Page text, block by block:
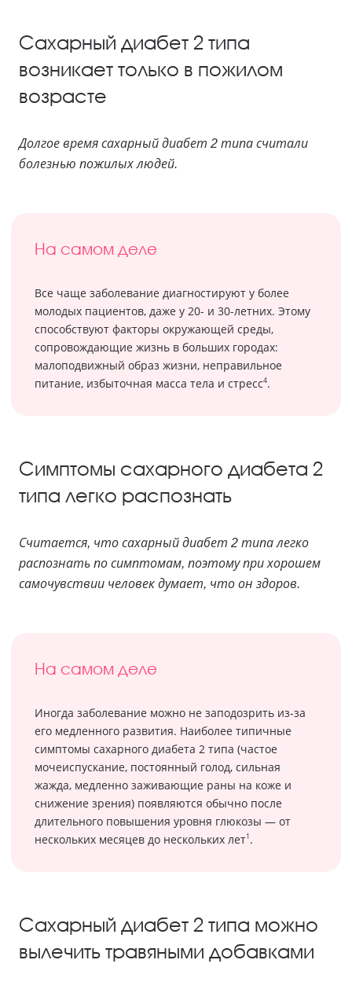
Сахарный диабет 2 типа
возникает только в пожилом
возрасте
Долгое время сахарный диабет 2 типа считали
болезнью пожилых людей.
На самом деле
Все чаще заболевание диагностируют у более
молодых пациентов, даже у 20- и 30-летних. Этому
способствуют факторы окружающей среды,
сопровождающие жизнь в больших городах:
малоподвижный образ жизни, неправильное
питание, избыточная масса тела и стресс4.
Симптомы сахарного диабета 2
типа легко распознать
Считается, что сахарный диабет 2 типа легко
распознать по симптомам, поэтому при хорошем
самочувствии человек думает, что он здоров.
На самом деле
Иногда заболевание можно не заподозрить из-за
его медленного развития. Наиболее типичные
симптомы сахарного диабета 2 типа (частое
мочеиспускание, постоянный голод, сильная
жажда, медленно заживающие раны на коже и
снижение зрения) появляются обычно после
длительного повышения уровня глюкозы — от
нескольких месяцев до нескольких лет1.
Сахарный диабет 2 типа можно
вылечить травяными добавками